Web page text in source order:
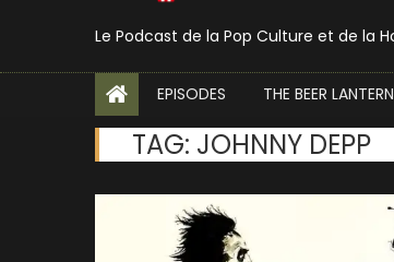
Le Podcast de la Pop Culture et de la
EPISODES THE BEER LANTERN
TAG: JOHNNY DEPP